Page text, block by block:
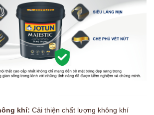
khí: Cải thiện chất lượng không khí